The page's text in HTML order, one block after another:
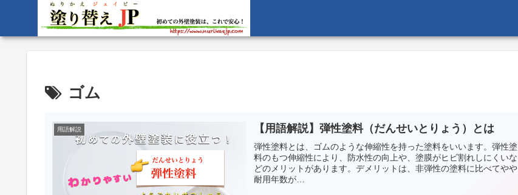
ゴム
用語解説 【用語解説】弾性塗料（だんせいとりょう）とは
弾性塗料とは、ゴムのような伸縮性を持った塗料をいいます。弾性塗
料のもつ伸縮性により、防水性の向上や、塗膜がヒビ割れしにくいな
どのメリットがあります。デメリットは、非弾性の塗料に比べてやや
耐用年数が…